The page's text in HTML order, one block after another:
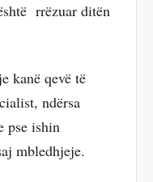
rrëzuar ditën
kanë qevë të
ndërsa
pse ishin
mbledhjeje.